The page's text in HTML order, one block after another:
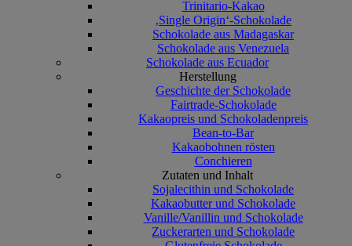
Trinitario-Kakao
‚Single Origin‘-Schokolade
Schokolade aus Madagaskar
Schokolade aus Venezuela
Schokolade aus Ecuador
Herstellung
Geschichte der Schokolade
Fairtrade-Schokolade
Kakaopreis und Schokoladenpreis
Bean-to-Bar
Kakaobohnen rösten
Conchieren
Zutaten und Inhalt
Sojalecithin und Schokolade
Kakaobutter und Schokolade
Vanille/Vanillin und Schokolade
Zuckerarten und Schokolade